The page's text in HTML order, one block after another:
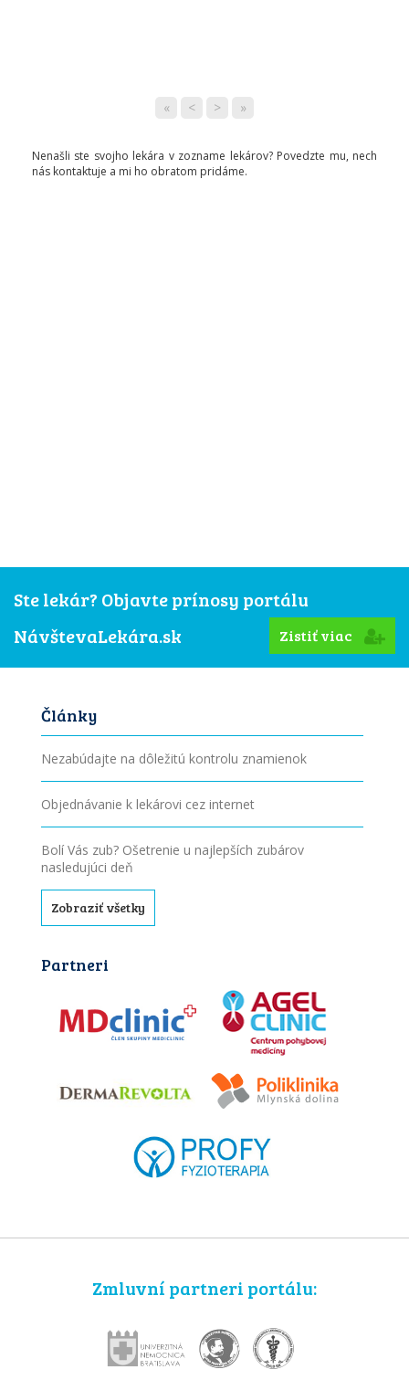
« < > »
Nenašli ste svojho lekára v zozname lekárov? Povedzte mu, nech
nás kontaktuje a mi ho obratom pridáme.
Ste lekár? Objavte prínosy portálu
NávštevaLekára.sk
Zistiť viac
Články
Nezabúdajte na dôležitú kontrolu znamienok
Objednávanie k lekárovi cez internet
Bolí Vás zub? Ošetrenie u najlepších zubárov
nasledujúci deň
Zobraziť všetky
Partneri
Zmluvní partneri portálu: